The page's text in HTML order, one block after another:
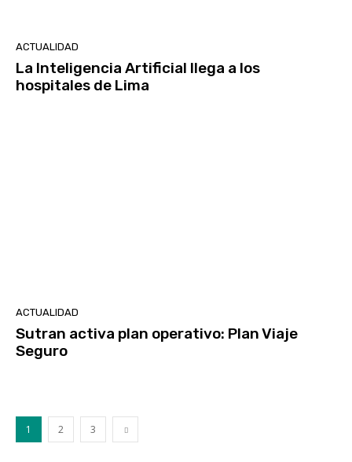
ACTUALIDAD
La Inteligencia Artificial llega a los
hospitales de Lima
ACTUALIDAD
Sutran activa plan operativo: Plan Viaje
Seguro
1 2 3